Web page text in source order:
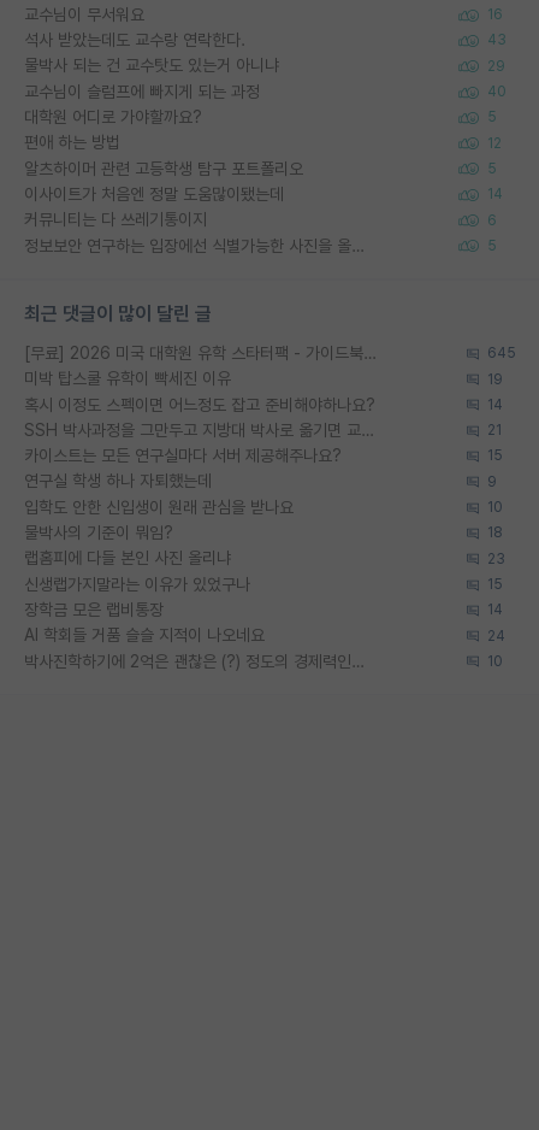
교수님이 무서워요 16
석사 받았는데도 교수랑 연락한다. 43
물박사 되는 건 교수탓도 있는거 아니냐 29
교수님이 슬럼프에 빠지게 되는 과정 40
대학원 어디로 가야할까요? 5
편애 하는 방법 12
알츠하이머 관련 고등학생 탐구 포트폴리오 5
이사이트가 처음엔 정말 도움많이됐는데 14
커뮤니티는 다 쓰레기통이지 6
정보보안 연구하는 입장에선 식별가능한 사진을 올리는건 비추이긴함 5
최근 댓글이 많이 달린 글
[무료] 2026 미국 대학원 유학 스타터팩 - 가이드북 & 합격자 컨택메일 템플릿 645
미박 탑스쿨 유학이 빡세진 이유 19
혹시 이정도 스펙이면 어느정도 잡고 준비해야하나요? 14
SSH 박사과정을 그만두고 지방대 박사로 옮기면 교수의 꿈은 끝일까요? 21
카이스트는 모든 연구실마다 서버 제공해주나요? 15
연구실 학생 하나 자퇴했는데 9
입학도 안한 신입생이 원래 관심을 받나요 10
물박사의 기준이 뭐임? 18
랩홈피에 다들 본인 사진 올리냐 23
신생랩가지말라는 이유가 있었구나 15
장학금 모은 랩비통장 14
AI 학회들 거품 슬슬 지적이 나오네요 24
박사진학하기에 2억은 괜찮은 (?) 정도의 경제력인가요 10